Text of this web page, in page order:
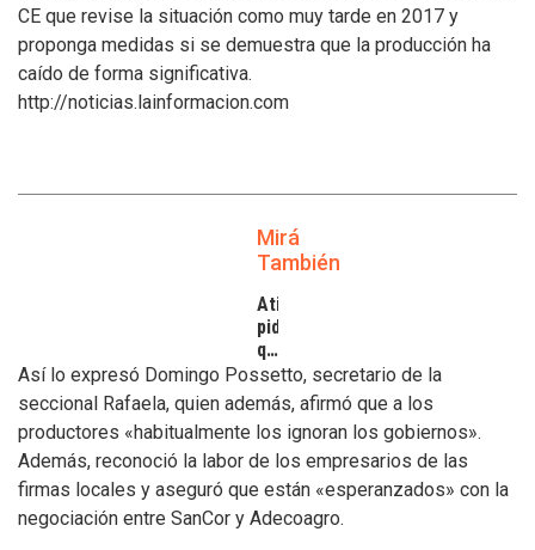
CE que revise la situación como muy tarde en 2017 y
proponga medidas si se demuestra que la producción ha
caído de forma significativa.
http://noticias.lainformacion.com
Mirá
También
Atilra
pide
que
se
atiendan
inconvenientes
de
los
tamberos
Así lo expresó Domingo Possetto, secretario de la
seccional Rafaela, quien además, afirmó que a los
productores «habitualmente los ignoran los gobiernos».
Además, reconoció la labor de los empresarios de las
firmas locales y aseguró que están «esperanzados» con la
negociación entre SanCor y Adecoagro.